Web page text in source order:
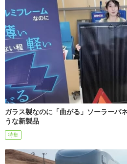
ガラス製なのに「曲がる」ソーラーパ
うな新製品
特集